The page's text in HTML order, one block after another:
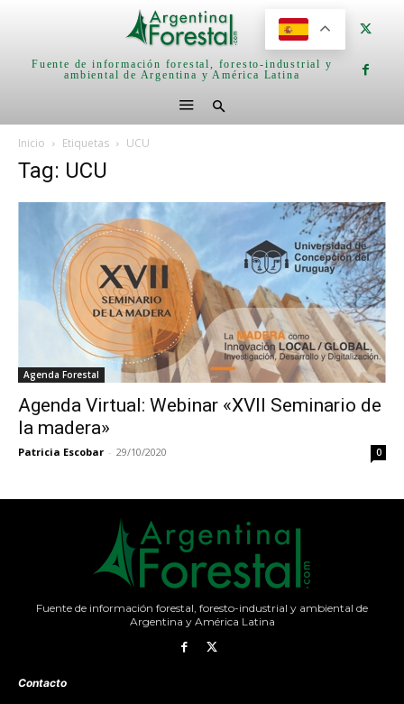
Fuente de información forestal, foresto-industrial y
ambiental de Argentina y América Latina
Inicio Etiquetas UCU
Tag: UCU
Agenda Forestal
Agenda Virtual: Webinar «XVII Seminario de
la madera»
Patricia Escobar - 29/10/2020 0
Fuente de información forestal, foresto-industrial y ambiental de
Argentina y América Latina
Contacto